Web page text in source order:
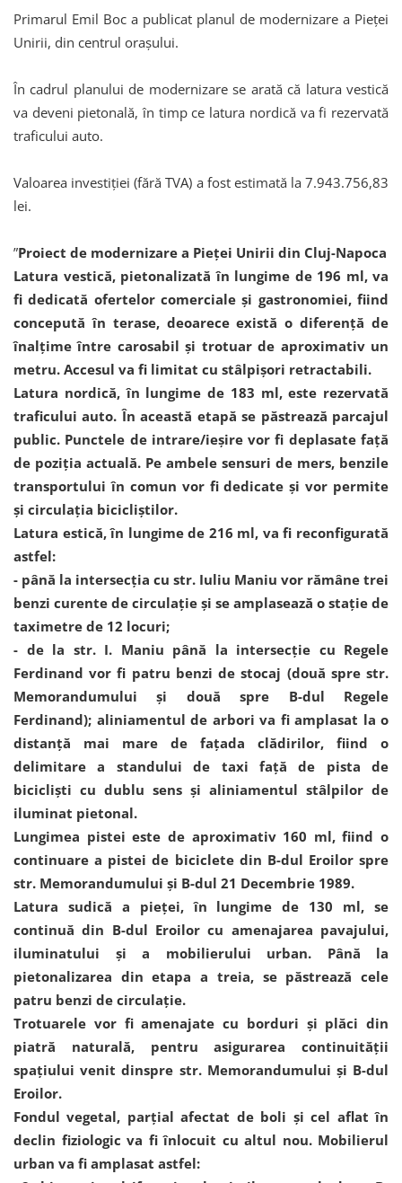
Primarul Emil Boc a publicat planul de modernizare a Pieței
Unirii, din centrul orașului.
În cadrul planului de modernizare se arată că latura vestică
va deveni pietonală, în timp ce latura nordică va fi rezervată
traficului auto.
Valoarea investiției (fără TVA) a fost estimată la 7.943.756,83
lei.
”Proiect de modernizare a Pieței Unirii din Cluj-Napoca
Latura vestică, pietonalizată în lungime de 196 ml, va
fi dedicată ofertelor comerciale și gastronomiei, fiind
concepută în terase, deoarece există o diferență de
înalțime între carosabil și trotuar de aproximativ un
metru. Accesul va fi limitat cu stâlpișori retractabili.
Latura nordică, în lungime de 183 ml, este rezervată
traficului auto. În această etapă se păstrează parcajul
public. Punctele de intrare/ieșire vor fi deplasate față
de poziția actuală. Pe ambele sensuri de mers, benzile
transportului în comun vor fi dedicate și vor permite
și circulația bicicliștilor.
Latura estică, în lungime de 216 ml, va fi reconfigurată
astfel:
- până la intersecția cu str. Iuliu Maniu vor rămâne trei
benzi curente de circulație și se amplasează o stație de
taximetre de 12 locuri;
- de la str. I. Maniu până la intersecție cu Regele
Ferdinand vor fi patru benzi de stocaj (două spre str.
Memorandumului și două spre B-dul Regele
Ferdinand); aliniamentul de arbori va fi amplasat la o
distanță mai mare de fațada clădirilor, fiind o
delimitare a standului de taxi față de pista de
bicicliști cu dublu sens și aliniamentul stâlpilor de
iluminat pietonal.
Lungimea pistei este de aproximativ 160 ml, fiind o
continuare a pistei de biciclete din B-dul Eroilor spre
str. Memorandumului și B-dul 21 Decembrie 1989.
Latura sudică a pieței, în lungime de 130 ml, se
continuă din B-dul Eroilor cu amenajarea pavajului,
iluminatului și a mobilierului urban. Până la
pietonalizarea din etapa a treia, se păstrează cele
patru benzi de circulație.
Trotuarele vor fi amenajate cu borduri și plăci din
piatră naturală, pentru asigurarea continuității
spațiului venit dinspre str. Memorandumului și B-dul
Eroilor.
Fondul vegetal, parțial afectat de boli și cel aflat în
declin fiziologic va fi înlocuit cu altul nou. Mobilierul
urban va fi amplasat astfel: